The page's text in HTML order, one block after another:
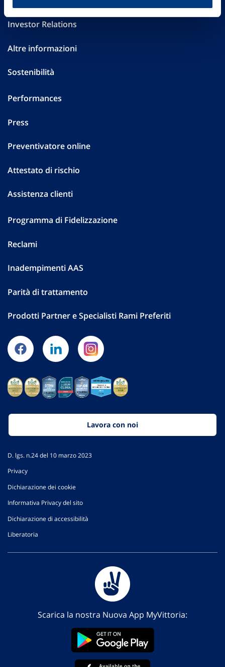
Investor Relations
Altre informazioni
Sostenibilità
Performances
Press
Preventivatore online
Attestato di rischio
Assistenza clienti
Programma di Fidelizzazione
Reclami
Inadempimenti AAS
Parità di trattamento
Prodotti Partner e Specialisti Rami Preferiti
Lavora con noi
D. lgs. n.24 del 10 marzo 2023
Privacy
Dichiarazione dei cookie
Informativa Privacy del sito
Dichiarazione di accessibilità
Liberatoria
Scarica la nostra Nuova App MyVittoria: